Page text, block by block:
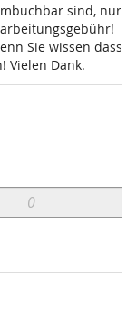
sind, nur
Sie wissen dass
Vielen Dank.